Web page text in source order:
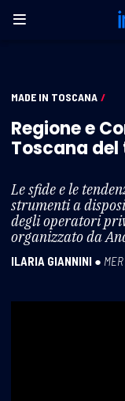
MADE IN TOSCANA /
Regione e
Toscana
Le sfide e le
strumenti a
degli operatori
organizzato da
ILARIA GIANNINI ●